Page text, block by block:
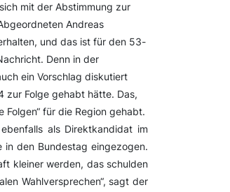
mit der Abstimmung zur
Andreas
und das ist für den 53-
Denn in der
ein Vorschlag diskutiert
zur Folge gehabt hätte. Das,
für die Region gehabt.
als Direktkandidat im
den Bundestag eingezogen.
kleiner werden, das schulden
Wahlversprechen“, sagt der